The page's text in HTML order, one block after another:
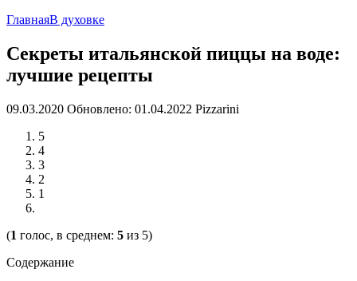
ГлавнаяВ духовке
Секреты итальянской пиццы на воде:
лучшие рецепты
09.03.2020 Обновлено: 01.04.2022 Pizzarini
5
4
3
2
1
(1 голос, в среднем: 5 из 5)
Содержание